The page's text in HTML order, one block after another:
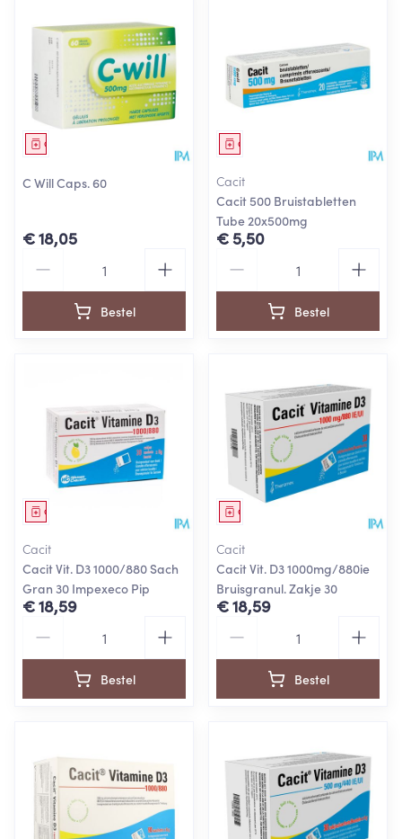
Geneesmiddel
C Will Caps. 60
€ 18,05
Bestel
Geneesmiddel
Cacit
Cacit 500 Bruistabletten
Tube 20x500mg
€ 5,50
Bestel
Geneesmiddel
Cacit
Cacit Vit. D3 1000/880 Sach
Gran 30 Impexeco Pip
€ 18,59
Bestel
Geneesmiddel
Cacit
Cacit Vit. D3 1000mg/880ie
Bruisgranul. Zakje 30
€ 18,59
Bestel